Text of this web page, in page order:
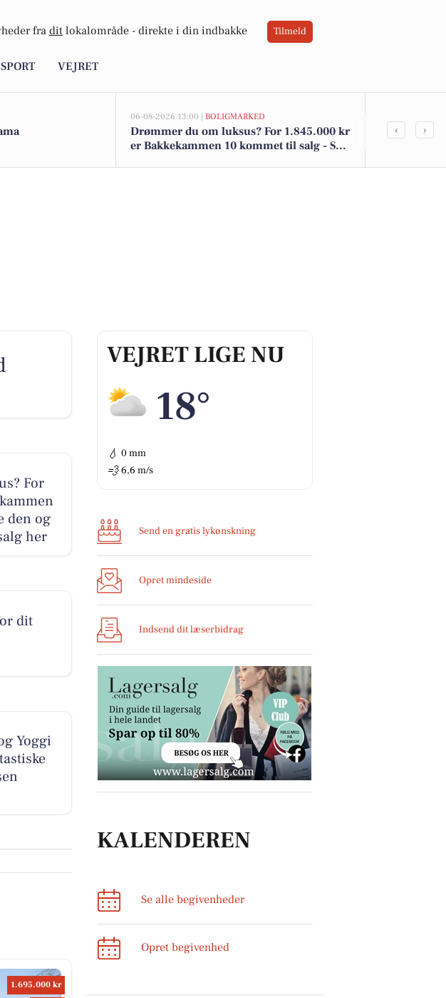
fra dit lokalområde - direkte i din indbakke Tilmeld
SPORT VEJRET
06-08-2026 13:00 | BOLIGMARKED
Drømmer du om luksus? For 1.845.000 kr
er Bakkekammen 10 kommet til salg - Se
Top 6 over
‹ ›
VEJRET LIGE NU
18°
💧 0 mm
💨 6,6 m/s
Send en gratis lykønskning
Opret mindeside
Indsend dit læserbidrag
KALENDEREN
Se alle begivenheder
Opret begivenhed
For
den og
her
dit
Yoggi
1.695.000 kr